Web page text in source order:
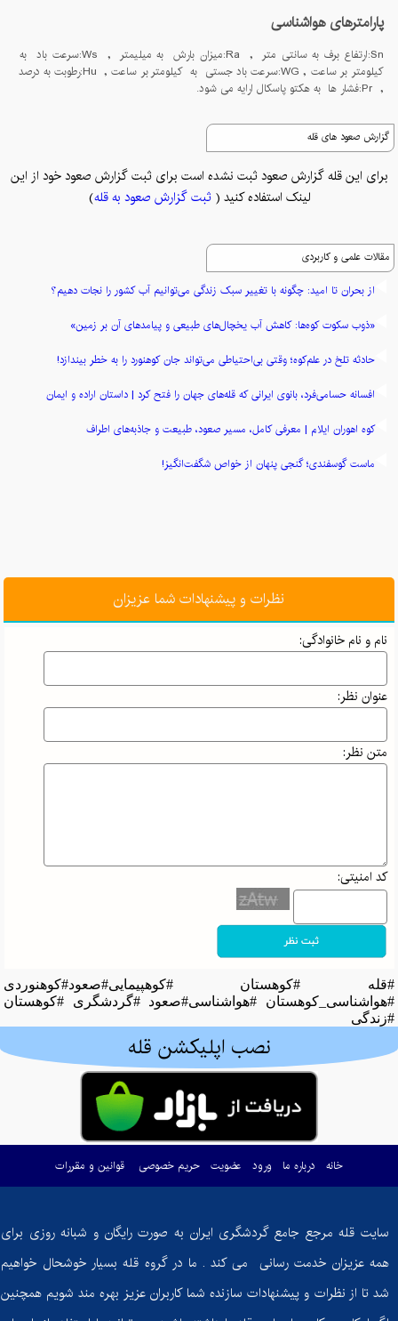
پارامترهای هواشناسی
Sn:ارتفاع برف به سانتی متر , Ra:میزان بارش به میلیمتر , Ws:سرعت باد به
کیلومتر بر ساعت , WG:سرعت باد جستی به کیلومتر بر ساعت , Hu:رطوبت به درصد
, Pr:فشار ها به هکتو پاسکال ارایه می شود.
گزارش صعود های قله
برای این قله گزارش صعود ثبت نشده است برای ثبت گزارش صعود خود از این
لینک استفاده کنید (
ثبت گزارش صعود به قله)
مقالات علمی و کاربردی
از بحران تا امید: چگونه با تغییر سبک زندگی می‌توانیم آب کشور را نجات دهیم؟
«ذوب سکوت کوه‌ها: کاهش آب یخچال‌های طبیعی و پیامدهای آن بر زمین»
حادثه تلخ در علم‌کوه؛ وقتی بی‌احتیاطی می‌تواند جان کوهنورد را به خطر بیندازد!
افسانه حسامی‌فرد، بانوی ایرانی که قله‌های جهان را فتح کرد | داستان اراده و ایمان
کوه اهوران ایلام | معرفی کامل، مسیر صعود، طبیعت و جاذبه‌های اطراف
ماست گوسفندی؛ گنجی پنهان از خواص شگفت‌انگیز!
نظرات و پیشنهادات شما عزیزان
نام و نام خانوادگی:
عنوان نظر:
متن نظر:
کد امنیتی:
#قله #کوهستان #کوهپیمایی#صعود#کوهنوردی
#هواشناسی_کوهستان #هواشناسی#صعود #گردشگری #کوهستان
#زندگی
نصب اپلیکشن قله
خانه درباره ما ورود عضویت حریم خصوصی قوانین و مقررات
سایت قله مرجع جامع گردشگری ایران به صورت رایگان و شبانه روزی برای
همه عزیزان خدمت رسانی می کند . ما در گروه قله بسیار خوشحال خواهیم
شد تا از نظرات و پیشنهادات سازنده شما کاربران عزیز بهره مند شویم همچنین